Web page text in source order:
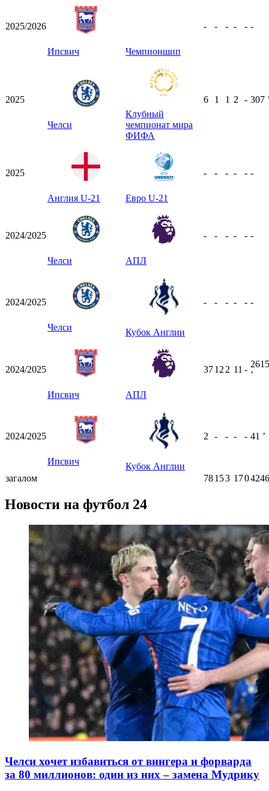
2025/2026
Ипсвич Чемпионшип
- - - - - -
2025
Челси
Клубный
чемпионат мира
ФИФА
6 1 1 2 - 307
2025
Англия U-21 Евро U-21
- - - - - -
2024/2025
Челси АПЛ
- - - - - -
2024/2025
Челси Кубок Англии
- - - - - -
2024/2025
Ипсвич АПЛ
3712 2 11 -
2615
ʼ
2024/2025
Ипсвич Кубок Англии
2 - - - - 41 ʼ
загалом 78153 170
Новости на футбол 24
Челси хочет избавиться от вингера и форварда
за 80 миллионов: один из них – замена Мудрику